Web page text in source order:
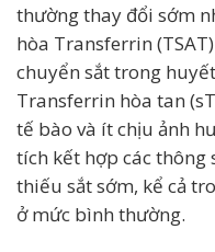
thường thay đổi sớm
hòa Transferrin
chuyển sắt trong
Transferrin hòa tan
tế bào và ít chịu ảnh
tích kết hợp các thông
thiếu sắt sớm, kể cả
ở mức bình thường.